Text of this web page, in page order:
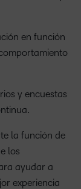
en función
y encuestas
la función de
los
ayudar a
experiencia